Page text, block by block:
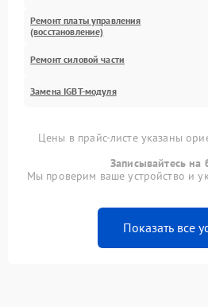
Ремонт платы управления
(восстановление)
Ремонт силовой части
Замена IGBT-модуля
Цены в прайс-листе указаны
Записывайтесь на
Мы проверим ваше устройство и
Показать все